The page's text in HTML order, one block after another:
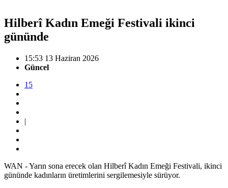
Hilberî Kadın Emeği Festivali ikinci
gününde
15:53 13 Haziran 2026
Güncel
15
|
WAN - Yarın sona erecek olan Hilberî Kadın Emeği Festivali, ikinci
gününde kadınların üretimlerini sergilemesiyle sürüyor.